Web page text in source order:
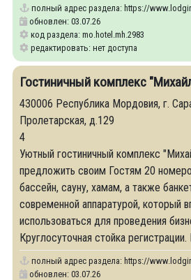
полный адрес раздела: https://
обновлен: 03.07.26
код раздела: mo.hotel.mh.2983
редактировать: нет доступа
Гостиничный комплекс
430006 Республика Мордовия, г.
Пролетарская, д.129
4
Уютный гостиничный комплекс
предложить своим Гостям 20
бассейн, сауну, хамам, а также
современной аппаратурой, который
использоваться для проведения
Круглосуточная стойка
полный адрес раздела: https://
обновлен: 03.07.26